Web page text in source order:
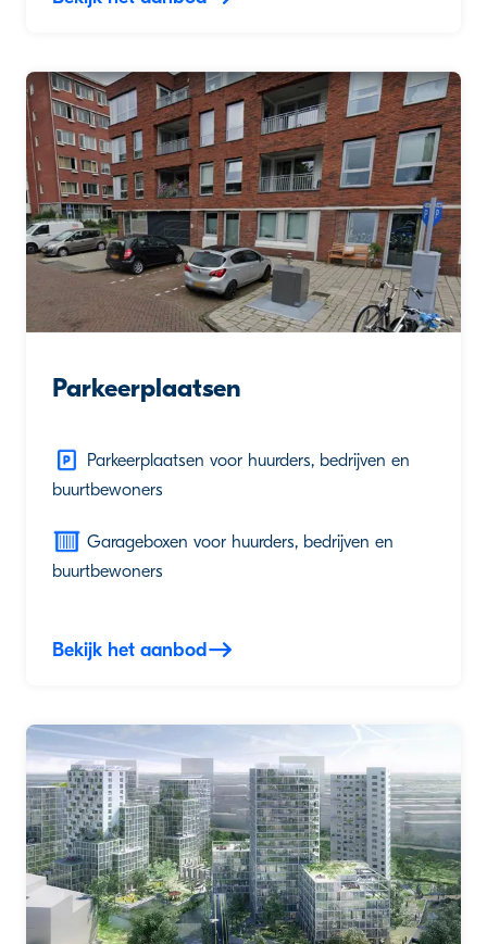
Parkeerplaatsen
Parkeerplaatsen voor huurders, bedrijven en
buurtbewoners
Garageboxen voor huurders, bedrijven en
buurtbewoners
Bekijk het aanbod